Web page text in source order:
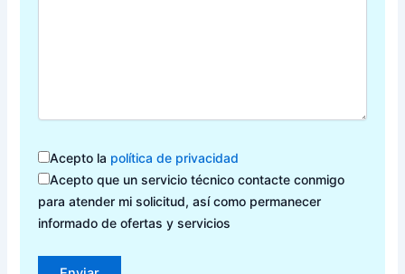
Acepto la política de privacidad
Acepto que un servicio técnico contacte conmigo
para atender mi solicitud, así como permanecer
informado de ofertas y servicios